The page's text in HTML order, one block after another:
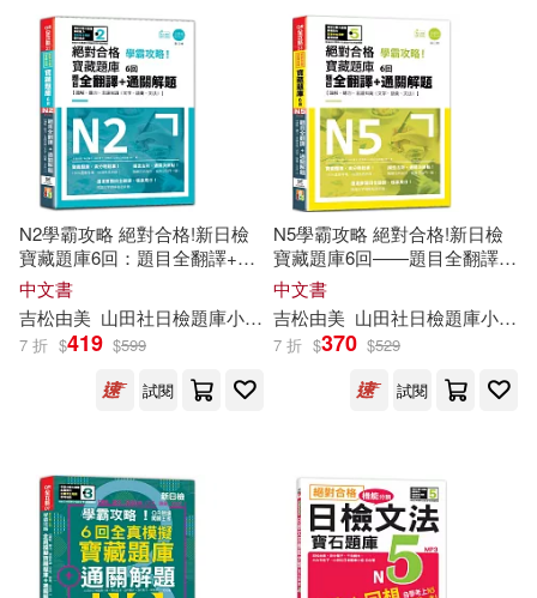
季小兵(1)
尤克強(1)
左海聰 主編 程寶庫 朱京安 副主編
弗里茲(1)
張珍，張春莉，楊涵（主編）(1)
張艷（主編）(1)
張越晗(1)
徐夢(1)
四川科學技術出版社(1)
大眾文藝出版社(1)
天津人民出版社(1)
安徽教育出版社(1)
安徽文藝出版社(1) 寶島社(1)
山西科學技術出版社(1)
嶺南美術出版社(1)
N2學霸攻略 絕對合格!新日檢
寶藏題庫6回：題目全翻譯+通
關解題【讀解、聽力、言語知
識〈文字、語彙、文法〉】
(16K+6回QR Code線上音檔)
中文書
吉松由美 山田社日檢題庫小組 林勝田 田中陽子 西村惠子
7 折 $419 $599
試閱
N5學霸攻略 絕對合格!新日檢
寶藏題庫6回——題目全翻譯
+通關解題【讀解、聽力、言語
知識〈文字、語彙、文法〉】
(16K+6回QR Code線上音檔)
中文書
吉松由美 山田社日檢題庫小組
7 折 $370 $529
試閱